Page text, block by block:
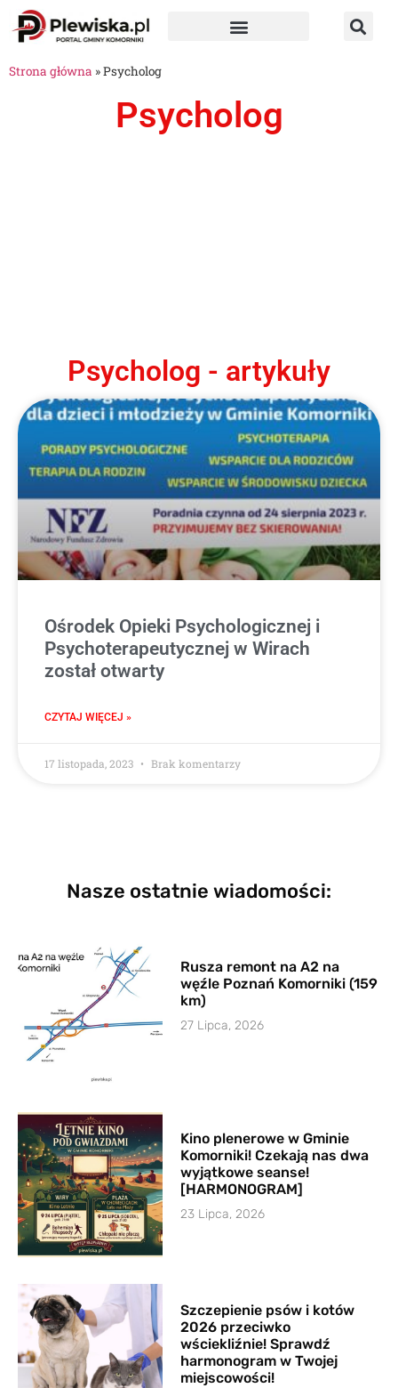
Strona główna »Psycholog
Psycholog
Psycholog - artykuły
Ośrodek Opieki Psychologicznej i
Psychoterapeutycznej w Wirach
został otwarty
CZYTAJ WIĘCEJ »
17 listopada, 2023 Brak komentarzy
Nasze ostatnie wiadomości:
Rusza remont na A2 na
węźle Poznań Komorniki (159
km)
27 Lipca, 2026
Kino plenerowe w Gminie
Komorniki! Czekają nas dwa
wyjątkowe seanse!
[HARMONOGRAM]
23 Lipca, 2026
Szczepienie psów i kotów
2026 przeciwko
wściekliźnie! Sprawdź
harmonogram w Twojej
miejscowości!